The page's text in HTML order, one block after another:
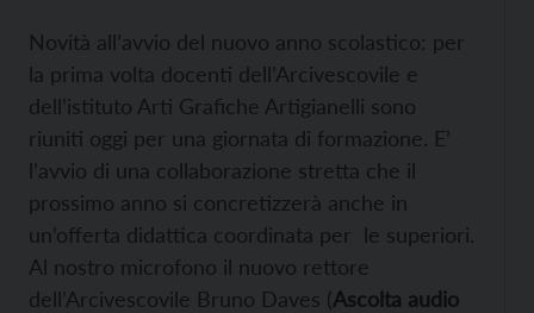
Novità all’avvio del nuovo anno scolastico: per
la prima volta docenti dell’Arcivescovile e
dell’istituto Arti Grafiche Artigianelli sono
riuniti oggi per una giornata di formazione. E’
l’avvio di una collaborazione stretta che il
prossimo anno si concretizzerà anche in
un’offerta didattica coordinata per le superiori.
Al nostro microfono il nuovo rettore
dell’Arcivescovile Bruno Daves (Ascolta audio